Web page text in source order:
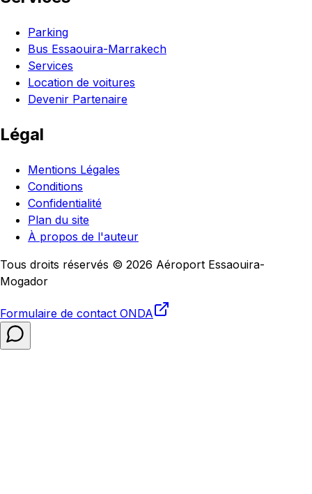
Parking
Bus Essaouira-Marrakech
Services
Location de voitures
Devenir Partenaire
Légal
Mentions Légales
Conditions
Confidentialité
Plan du site
À propos de l'auteur
Tous droits réservés © 2026 Aéroport Essaouira-
Mogador
Formulaire de contact ONDA